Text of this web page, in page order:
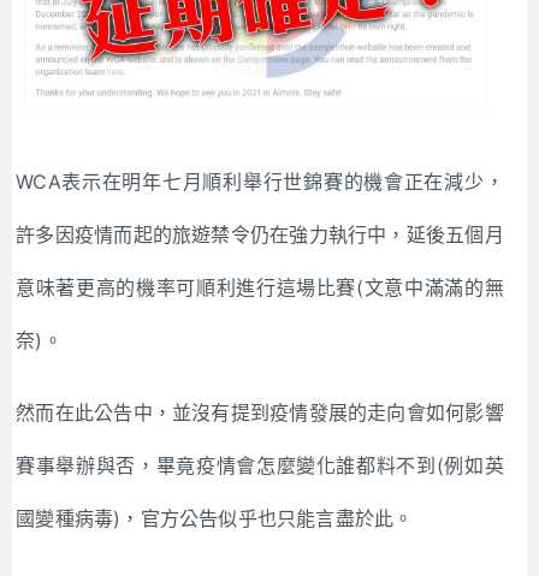
WCA表示在明年七月順利舉行世錦賽的機會正在減少，
許多因疫情而起的旅遊禁令仍在強力執行中，延後五個月
意味著更高的機率可順利進行這場比賽(文意中滿滿的無
奈)。
然而在此公告中，並沒有提到疫情發展的走向會如何影響
賽事舉辦與否，畢竟疫情會怎麼變化誰都料不到(例如英
國變種病毒)，官方公告似乎也只能言盡於此。